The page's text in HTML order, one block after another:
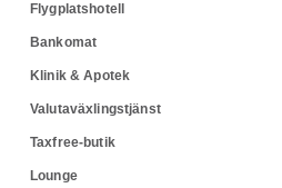
Flygplatshotell
Bankomat
Klinik & Apotek
Valutaväxlingstjänst
Taxfree-butik
Lounge